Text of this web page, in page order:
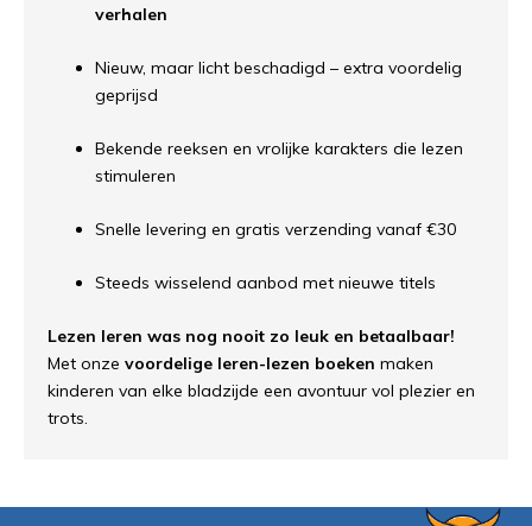
verhalen
Nieuw, maar licht beschadigd – extra voordelig
geprijsd
Bekende reeksen en vrolijke karakters die lezen
stimuleren
Snelle levering en gratis verzending vanaf €30
Steeds wisselend aanbod met nieuwe titels
Lezen leren was nog nooit zo leuk en betaalbaar!
Met onze voordelige leren-lezen boeken maken
kinderen van elke bladzijde een avontuur vol plezier en
trots.